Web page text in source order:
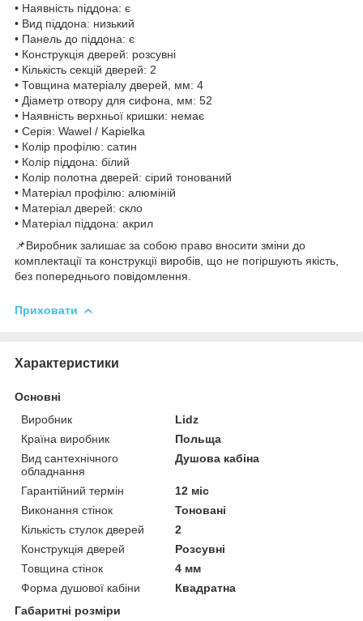
• Наявність піддона: є
• Вид піддона: низький
• Панель до піддона: є
• Конструкція дверей: розсувні
• Кількість секцій дверей: 2
• Товщина матеріалу дверей, мм: 4
• Діаметр отвору для сифона, мм: 52
• Наявність верхньої кришки: немає
• Серія: Wawel / Kapielka
• Колір профілю: сатин
• Колір піддона: білий
• Колір полотна дверей: сірий тонований
• Матеріал профілю: алюміній
• Матеріал дверей: скло
• Матеріал піддона: акрил
📌Виробник залишає за собою право вносити зміни до
комплектації та конструкції виробів, що не погіршують якість,
без попереднього повідомлення.
Приховати
Характеристики
Основні
Виробник
Lidz
Країна виробник
Польща
Вид сантехнічного
обладнання
Душова кабіна
Гарантійний термін
12 міс
Виконання стінок
Тоновані
Кількість стулок дверей
2
Конструкція дверей
Розсувні
Товщина стінок
4 мм
Форма душової кабіни
Квадратна
Габаритні розміри